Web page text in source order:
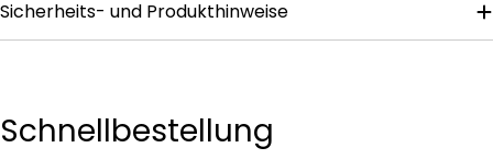
Sicherheits- und Produkthinweise
Schnellbestellung